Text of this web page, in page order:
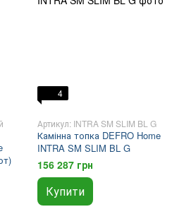
4
Артикул: INTRA SM SLIM BL G
Камінна топка DEFRO Home
INTRA SM SLIM BL G
156 287 грн
Купити